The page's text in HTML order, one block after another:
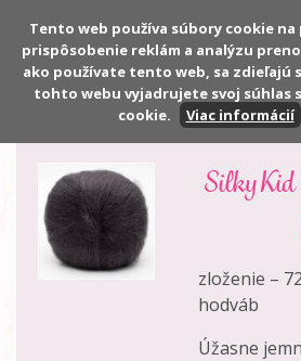
Silky Kid
zloženie –
hodváb
Úžasne
Tento web používa súbory cookie
prispôsobenie reklám a analýzu
ako používate tento web, sa zdieľajú
tohto webu vyjadrujete svoj súhlas
cookie.
Viac informácií